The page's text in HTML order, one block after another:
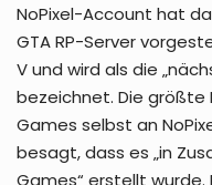
NoPixel-Account hat
GTA RP-Server
V und wird als die
bezeichnet. Die größte
Games selbst an
besagt, dass es „in